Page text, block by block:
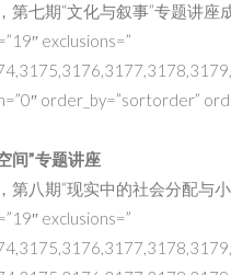
七期“文化与叙事”专题讲座
exclusions=”
order_by=”sortorder”
间”专题讲座
八期“现实中的社会分配与小
exclusions=”